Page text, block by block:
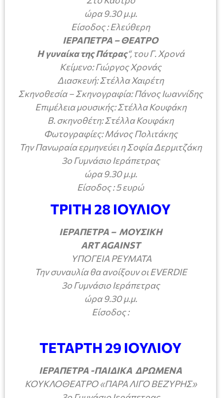
ώρα 9.30 μ.μ.
Είσοδος : Ελεύθερη
ΙΕΡΑΠΕΤΡΑ – ΘΕΑΤΡΟ
Η γυναίκα της Πάτρας“, του Γ. Χρονά
Κείμενο: Γιώργος Χρονάς
Διασκευή: Στέλλα Χαιρέτη
Σκηνοθεσία – Σκηνογραφία: Πάνος Ιωαννίδης
Επιμέλεια μουσικής: Στέλλα Κουφάκη
Β. σκηνοθέτη: Στέλλα Κουφάκη
Φωτογραφίες: Μάνος Πολιτάκης
Την Πανωραία ερμηνεύει η Σοφία Δερμιτζάκη
3ο Γυμνάσιο Ιεράπετρας
ώρα 9.30 μ.μ.
Είσοδος : 5 ευρώ
ΤΡΙΤΗ 28 ΙΟΥΛΙΟΥ
ΙΕΡΑΠΕΤΡΑ – ΜΟΥΣΙΚΗ
ARTAGAINST
ΥΠΟΓΕΙΑ ΡΕΥΜΑΤΑ
Την συναυλία θα ανοίξουν οι ΕVERDIE
3ο Γυμνάσιο Ιεράπετρας
ώρα 9.30 μ.μ.
Είσοδος :
ΤΕΤΑΡΤΗ 29 ΙΟΥΛΙΟΥ
ΙΕΡΑΠΕΤΡΑ -ΠΑΙΔΙΚΑ ΔΡΩΜΕΝΑ
ΚΟΥΚΛΟΘΕΑΤΡΟ «ΠΑΡΑ ΛΙΓΟ ΒΕΖΥΡΗΣ»